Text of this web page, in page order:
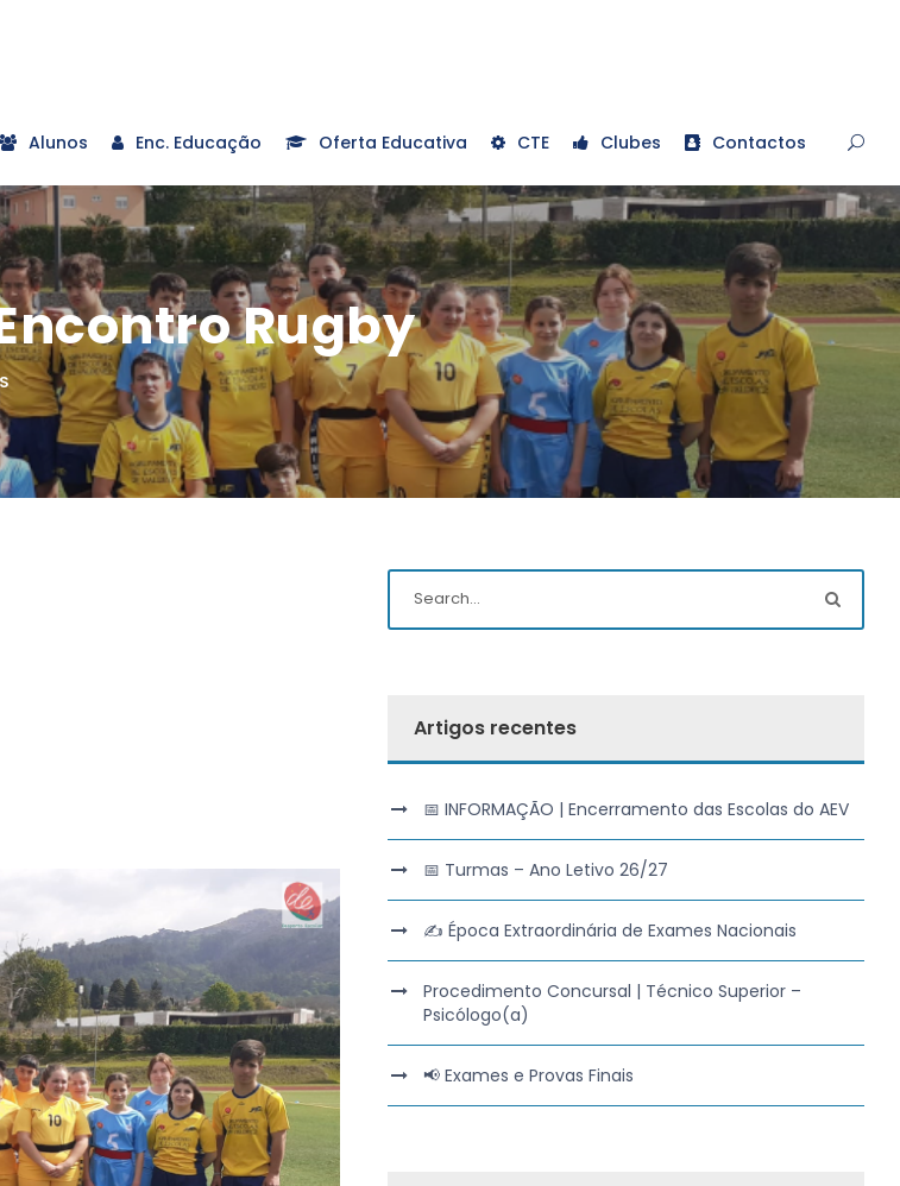
Alunos Enc. Educação Oferta Educativa CTE Clubes Contactos
Rugby
Artigos recentes
📅 INFORMAÇÃO | Encerramento das Escolas do AEV
📅 Turmas – Ano Letivo 26/27
✍️ Época Extraordinária de Exames Nacionais
Procedimento Concursal | Técnico Superior –
Psicólogo(a)
📢 Exames e Provas Finais